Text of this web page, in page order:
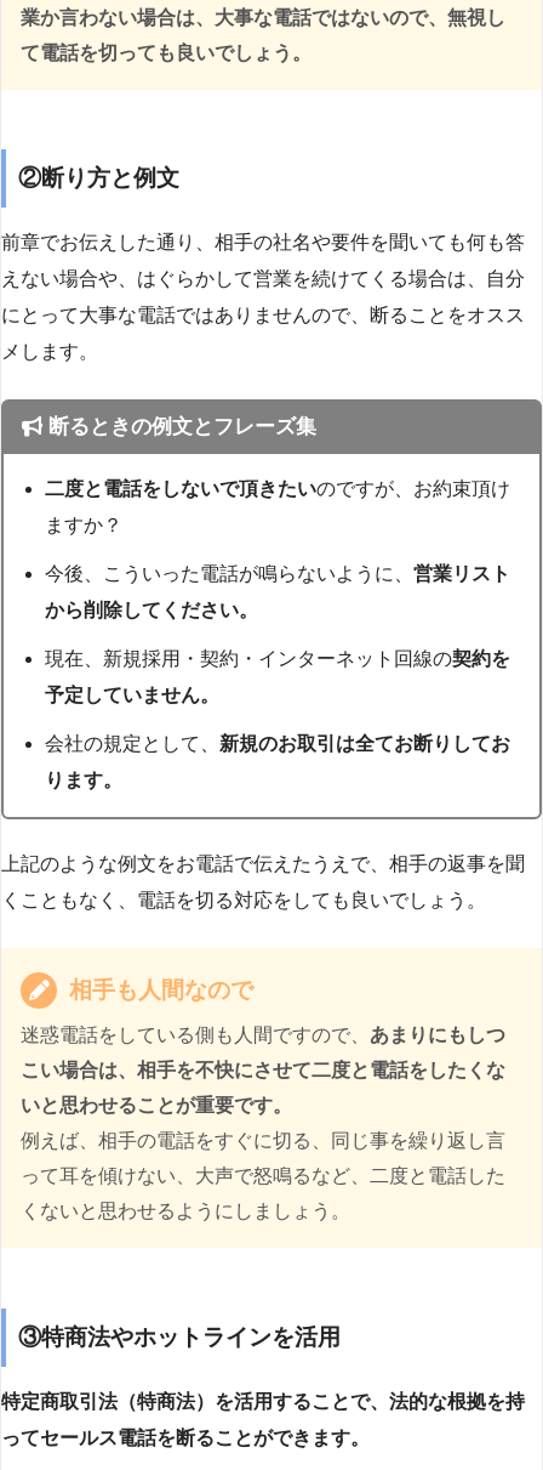
業か言わない場合は、大事な電話ではないので、無視し
て電話を切っても良いでしょう。
②断り方と例文
前章でお伝えした通り、相手の社名や要件を聞いても何も答
えない場合や、はぐらかして営業を続けてくる場合は、自分
にとって大事な電話ではありませんので、断ることをオスス
メします。
断るときの例文とフレーズ集
二度と電話をしないで頂きたいのですが、お約束頂け
ますか？
今後、こういった電話が鳴らないように、営業リスト
から削除してください。
現在、新規採用・契約・インターネット回線の契約を
予定していません。
会社の規定として、 新規のお取引は全てお断りしてお
ります。
上記のような例文をお電話で伝えたうえで、相手の返事を聞
くこともなく、電話を切る対応をしても良いでしょう。
相手も人間なので
迷惑電話をしている側も人間ですので、 あまりにもしつ
こい場合は、相手を不快にさせて二度と電話をしたくな
いと思わせることが重要です。
例えば、相手の電話をすぐに切る、同じ事を繰り返し言
って耳を傾けない、大声で怒鳴るなど、二度と電話した
くないと思わせるようにしましょう。
③特商法やホットラインを活用
特定商取引法（特商法）を活用することで、法的な根拠を持
ってセールス電話を断ることができます。